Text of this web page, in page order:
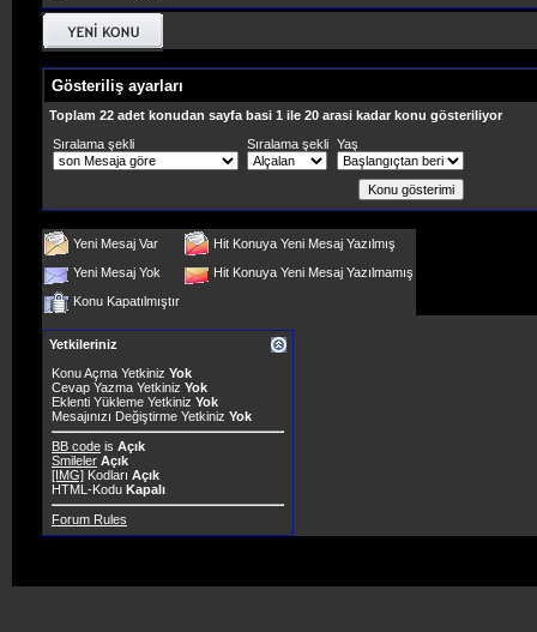
Gösteriliş ayarları
Toplam 22 adet konudan sayfa basi 1 ile 20 arasi kadar konu gösteriliyor
Sıralama şekli
Sıralama şekli Yaş
Yeni Mesaj Var
Hit Konuya Yeni Mesaj Yazılmış
Yeni Mesaj Yok
Hit Konuya Yeni Mesaj Yazılmamış
Konu Kapatılmıştır
Yetkileriniz
Konu Açma Yetkiniz Yok
Cevap Yazma Yetkiniz Yok
Eklenti Yükleme Yetkiniz Yok
Mesajınızı Değiştirme Yetkiniz Yok
BB code is Açık
Smileler Açık
[IMG] Kodları Açık
HTML-Kodu Kapalı
Forum Rules